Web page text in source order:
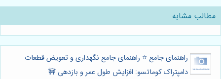
مطالب مشابه
راهنمای جامع ⭐️ راهنمای جامع نگهداری و تعویض قطعات
دامپتراک کوماتسو: افزایش طول عمر و بازدهی 🚧